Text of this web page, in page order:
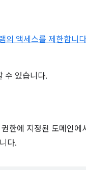
의 액세스를 제한합니
수 있습니다.
한에 지정된 도메인에
다.